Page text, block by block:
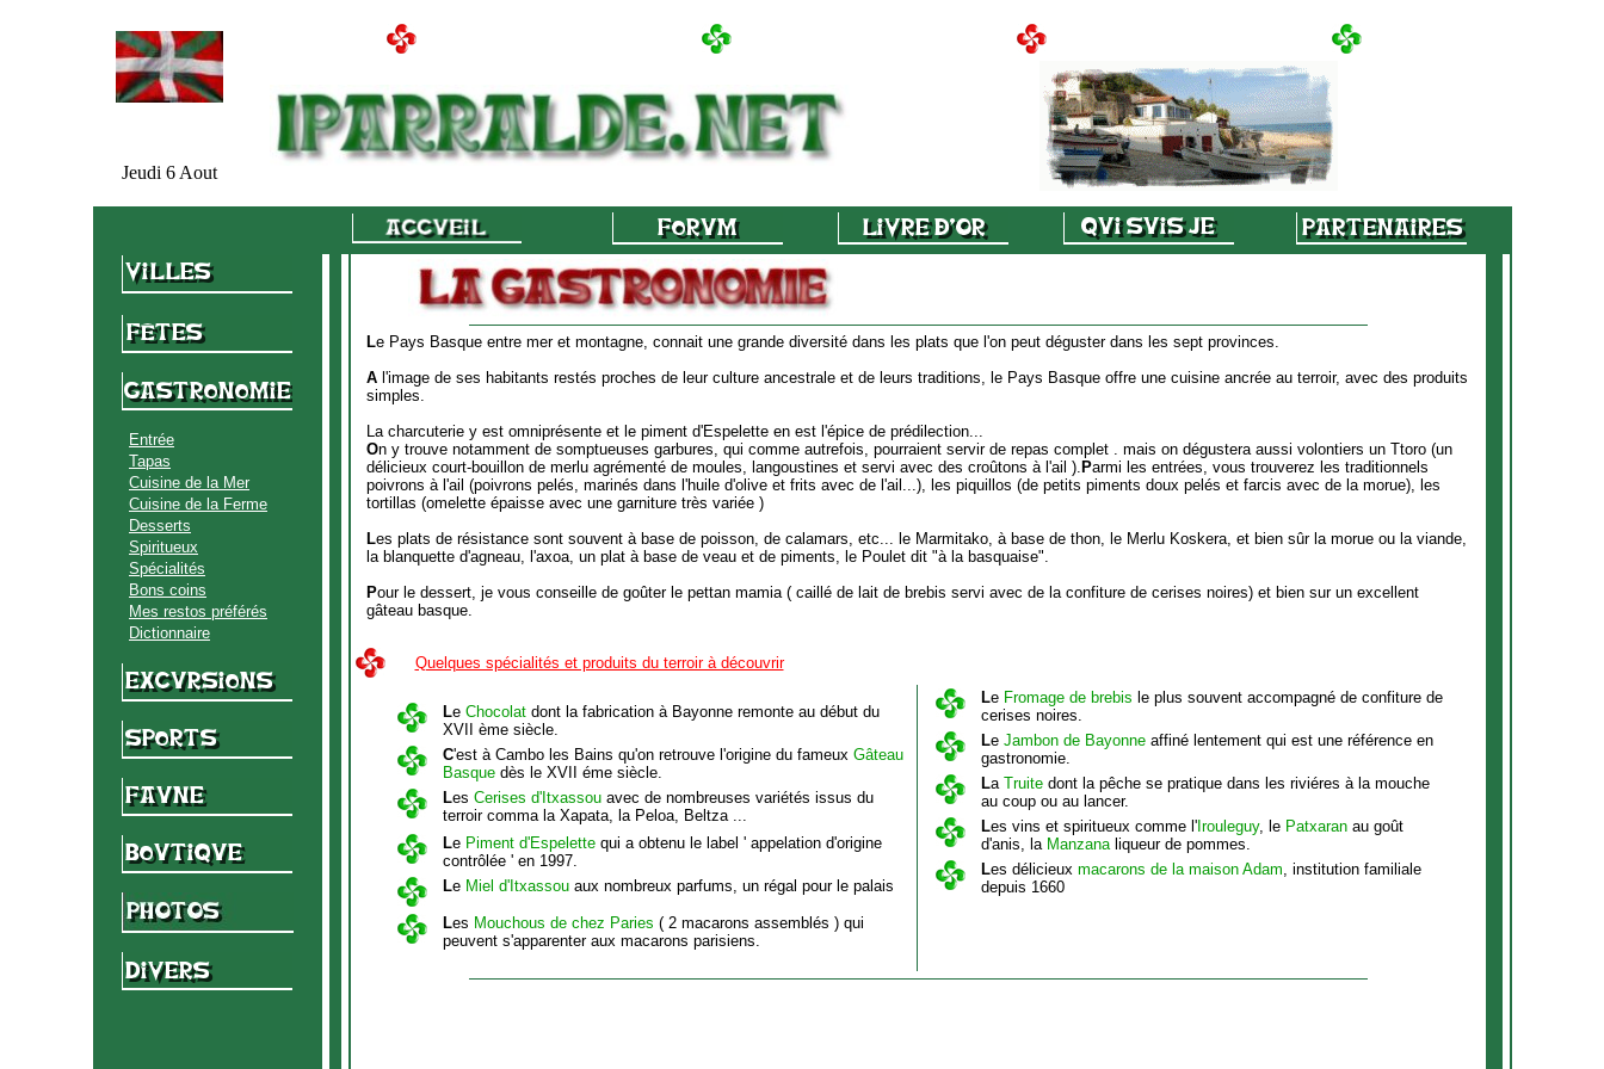
Jeudi 6 Aout
Entrée
Tapas
Cuisine de la Mer
Cuisine de la Ferme
Desserts
Spiritueux
Spécialités
Bons coins
Mes restos préférés
Dictionnaire
Le Pays Basque entre mer et montagne, connait une grande diversité dans les plats que l'on peut déguster dans les sept provinces.
A l'image de ses habitants restés proches de leur culture ancestrale et de leurs traditions, le Pays Basque offre une cuisine ancrée au terroir, avec des produits
simples.
La charcuterie y est omniprésente et le piment d'Espelette en est l'épice de prédilection...
On y trouve notamment de somptueuses garbures, qui comme autrefois, pourraient servir de repas complet . mais on dégustera aussi volontiers un Ttoro (un
délicieux court-bouillon de merlu agrémenté de moules, langoustines et servi avec des croûtons à l'ail ). Parmi les entrées, vous trouverez les traditionnels
poivrons à l'ail (poivrons pelés, marinés dans l'huile d'olive et frits avec de l'ail...), les piquillos (de petits piments doux pelés et farcis avec de la morue), les
tortillas (omelette épaisse avec une garniture très variée )
Les plats de résistance sont souvent à base de poisson, de calamars, etc... le Marmitako, à base de thon, le Merlu Koskera, et bien sûr la morue ou la viande,
la blanquette d'agneau, l'axoa, un plat à base de veau et de piments, le Poulet dit "à la basquaise".
Pour le dessert, je vous conseille de goûter le pettan mamia ( caillé de lait de brebis servi avec de la confiture de cerises noires) et bien sur un excellent
gâteau basque.
Quelques spécialités et produits du terroir à découvrir
Le Chocolatdont la fabrication à Bayonne remonte au début du
XVII ème siècle.
C'est à Cambo les Bains qu'on retrouve l'origine du fameux Gâteau
Basquedès le XVII éme siècle.
Les Cerises d'Itxassouavec de nombreuses variétés issus du
terroir comma la Xapata, la Peloa, Beltza ...
Le Piment d'Espelette qui a obtenu le label ' appelation d'origine
contrôlée ' en 1997.
Le Miel d'Itxassouaux nombreux parfums, un régal pour le palais
Les Mouchous de chez Paries ( 2 macarons assemblés ) qui
peuvent s'apparenter aux macarons parisiens.
Le Fromage de brebis le plus souvent accompagné de confiture de
cerises noires.
Le Jambon de Bayonneaffiné lentement qui est une référence en
gastronomie.
La Truitedont la pêche se pratique dans les riviéres à la mouche
au coup ou au lancer.
Les vins et spiritueux comme l'Irouleguy, le Patxaranau goût
d'anis, la Manzanaliqueur de pommes.
Les délicieux macarons de la maison Adam, institution familiale
depuis 1660